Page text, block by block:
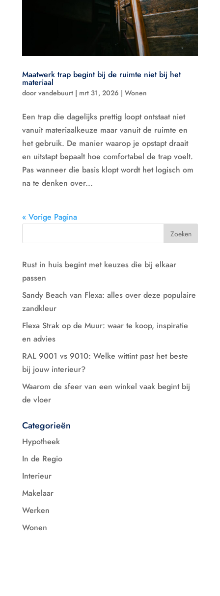
Maatwerk trap begint bij de ruimte niet bij het
materiaal
door vandebuurt| mrt 31, 2026 | Wonen
Een trap die dagelijks prettig loopt ontstaat niet
vanuit materiaalkeuze maar vanuit de ruimte en
het gebruik. De manier waarop je opstapt draait
en uitstapt bepaalt hoe comfortabel de trap voelt.
Pas wanneer die basis klopt wordt het logisch om
na te denken over...
« Vorige Pagina
Rust in huis begint met keuzes die bij elkaar
passen
Sandy Beach van Flexa: alles over deze populaire
zandkleur
Flexa Strak op de Muur: waar te koop, inspiratie
en advies
RAL 9001 vs 9010: Welke wittint past het beste
bij jouw interieur?
Waarom de sfeer van een winkel vaak begint bij
de vloer
Categorieën
Hypotheek
In de Regio
Interieur
Makelaar
Werken
Wonen